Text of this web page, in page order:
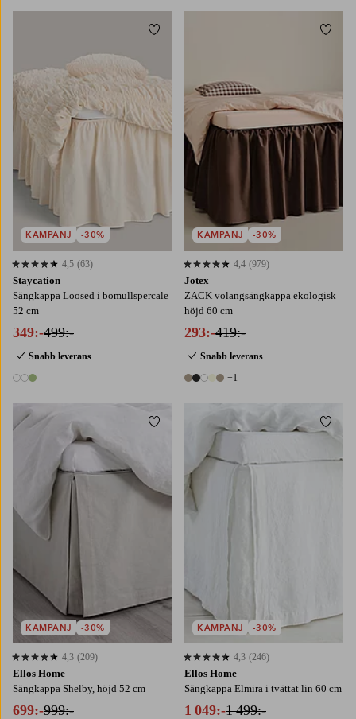
Staycation
Sängkappa Loosed i bomullspercale
52 cm
349:-499:-
Snabb leverans
3 färger
4,5 baserat på 63 st betyg
4,5 (63)
KAMPANJ -30%
Lägg till i favoriter
120X200
160X200
180X200
Jotex
ZACK volangsängkappa ekologisk
höjd 60 cm
293:-419:-
Snabb leverans
6 färger
+1
4,4 baserat på 979 st betyg
4,4 (979)
KAMPANJ -30%
Ellos Home
Sängkappa Shelby, höjd 52 cm
699:-999:-
4,3 baserat på 209 st betyg
4,3 (209)
KAMPANJ -30%
Lägg till i favoriter
120X200
160X200
Ellos Home
Sängkappa Elmira i tvättat lin 60 cm
1 049:-1 499:-
4,3 baserat på 246 st betyg
4,3 (246)
KAMPANJ -30%
90X200